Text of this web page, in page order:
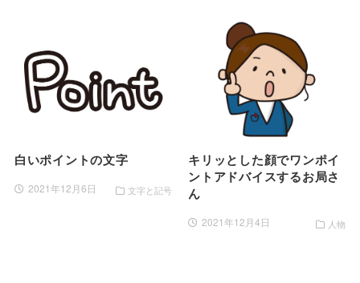
白いポイントの文字
2021年12月6日 文字と記号
キリッとした顔でワンポイ
ントアドバイスするお局さ
ん
2021年12月4日 人物